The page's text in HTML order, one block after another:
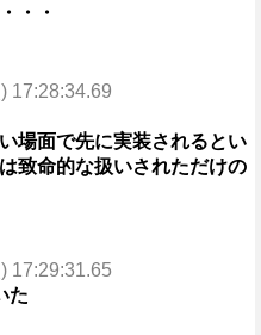
・・
17:28:34.69
場面で先に実装されるとい
致命的な扱いされただけの
17:29:31.65
た